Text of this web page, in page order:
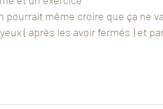
pourrait même croire que ça ne
( après les avoir fermés ) et